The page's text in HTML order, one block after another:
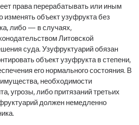
права перерабатывать или иным
объект узуфрукта без
либо — в случаях,
Литовской
суда. Узуфруктуарий обязан
объект узуфрукта в степени,
его нормального состояния. В
необходимости
угрозы, либо притязаний третьих
должен немедленно